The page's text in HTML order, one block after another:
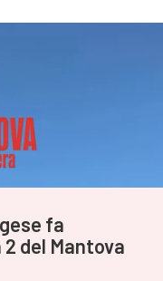
fa
del Mantova